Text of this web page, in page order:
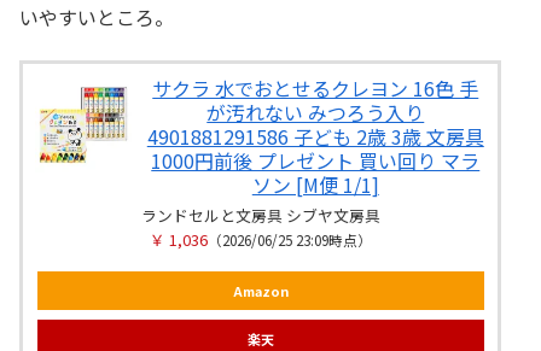
いやすいところ。
サクラ 水でおとせるクレヨン 16色 手
が汚れない みつろう入り
4901881291586 子ども 2歳 3歳 文房具
1000円前後 プレゼント 買い回り マラ
ソン [M便 1/1]
ランドセルと文房具 シブヤ文房具
￥ 1,036（2026/06/25 23:09時点）
Amazon
楽天